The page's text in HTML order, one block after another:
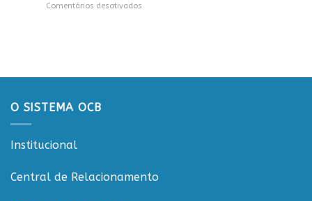
Rondônia
Comentários desativados
20
cooperativismo
O SISTEMA OCB
Institucional
Central de Relacionamento